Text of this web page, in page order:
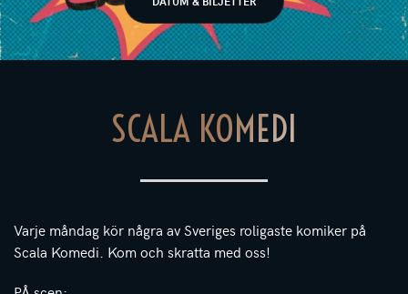
SCALA KOMEDI
Varje måndag kör några av Sveriges roligaste komiker på
Scala Komedi. Kom och skratta med oss!